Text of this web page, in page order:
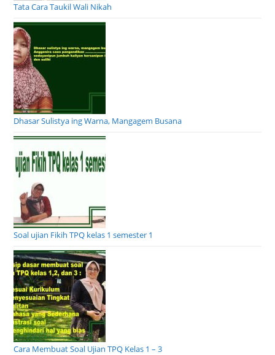
Tata Cara Taukil Wali Nikah
Dhasar Sulistya ing Warna, Mangagem Busana
Soal ujian Fikih TPQ kelas 1 semester 1
Cara Membuat Soal Ujian TPQ Kelas 1 – 3